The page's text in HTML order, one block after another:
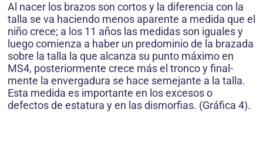
Al nacer los brazos son cortos y la diferencia con la
talla se va haciendo menos aparente a medida que el
niño crece; a los 11 años las medidas son iguales y
luego comienza a haber un predominio de la brazada
sobre la talla la que alcanza su punto máximo en
MS4, posteriormente crece más el tronco y final-
mente la envergadura se hace semejante a la talla.
Esta medida es importante en los excesos o
defectos de estatura y en las dismorfias. (Gráfica 4).